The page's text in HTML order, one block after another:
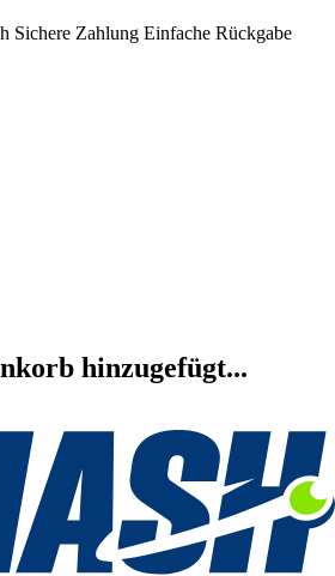
Sichere Zahlung Einfache Rückgabe
hinzugefügt...